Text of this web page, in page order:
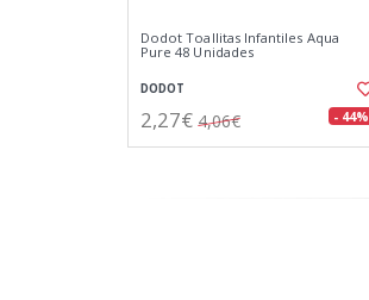
Dodot Toallitas Infantiles Aqua
Pure 48 Unidades
DODOT
2,27€ 4,06€ - 44%